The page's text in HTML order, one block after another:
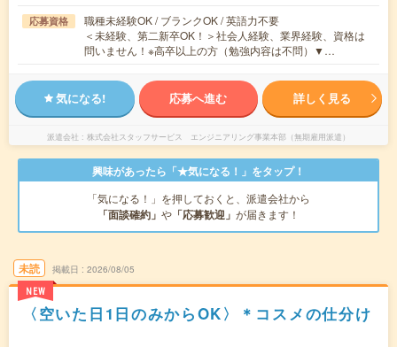
応募資格
職種未経験OK / ブランクOK / 英語力不要
＜未経験、第二新卒OK！＞社会人経験、業界経験、資格は
問いません！※高卒以上の方（勉強内容は不問）▼…
気になる! 応募へ進む 詳しく見る
派遣会社 株式会社スタッフサービス エンジニアリング事業本部（無期雇用派遣）
興味があったら「★気になる！」をタップ！
「気になる！」を押しておくと、派遣会社から
「面談確約」 や 「応募歓迎」 が届きます！
未読
NEW
掲載日 2026/08/05
〈空いた日1日のみからOK〉＊コスメの仕分け